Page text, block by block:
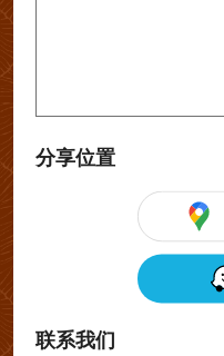
分享位置
联系我们